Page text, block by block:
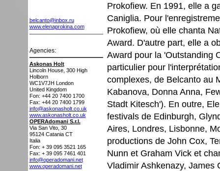
belcanto@inbox.ru
www.elenaprokina.com
Agencies:
Askonas Holt
Lincoln House, 300 High
Holborn
WC1V7JH London
United Kingdom
Fon: +44 20 7400 1700
Fax: +44 20 7400 1799
info@askonasholt.co.uk
www.askonasholt.co.uk
OPERAdomani S.r.l.
Via San Vito, 30
95124 Catania CT
Italia
Fon: + 39 095 3521 165
Fax: + 39 095 7461 401
info@operadomani.net
www.operadomani.net
Prokofiew. En 1991, elle a
Caniglia. Pour
Prokofiew, où elle chanta
Award. D'autre part, elle a
Award pour la 'Outstanding
particulier pour
complexes, de Belcanto au
Kabanova, Donna Anna,
Stadt Kitesch'). En outre,
festivals de Edinburgh,
Aires, Londres, Lisbonne,
productions de John Cox,
Nunn et Graham Vick et
Vladimir Ashkenazy, James